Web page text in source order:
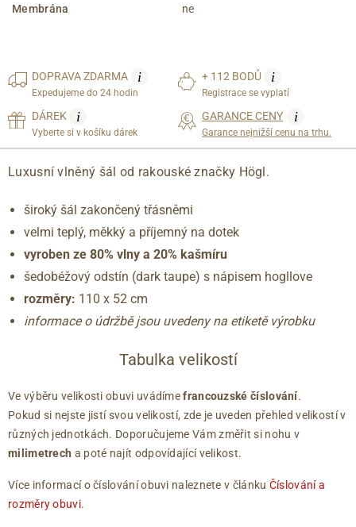
Membrána ne
DOPRAVAZDARMA i
Expedujeme do 24 hodin
+ 112 BODŮ i
Registrace se vyplatí
DÁREK i
Vyberte si v košíku dárek
GARANCE CENY i
Garance nejnižší cenu na trhu.
Luxusní vlněný šál od rakouské značky Högl.
široký šál zakončený třásněmi
velmi teplý, měkký a příjemný na dotek
vyroben ze 80% vlny a 20% kašmíru
šedobéžový odstín (dark taupe) s nápisem hogllove
rozměry: 110 x 52 cm
informace o údržbě jsou uvedeny na etiketě výrobku
Tabulka velikostí
Ve výběru velikosti obuvi uvádímefrancouzské číslování.
Pokud si nejste jistí svou velikostí, zde je uveden přehled velikostí v
různých jednotkách. Doporučujeme Vám změřit si nohu v
milimetrech a poté najít odpovídající velikost.
Více informací o číslování obuvi naleznete v článku Číslování a
rozměry obuvi.